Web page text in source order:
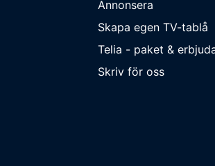
Annonsera
Skapa egen TV-tablå
Telia - paket &
Skriv för oss